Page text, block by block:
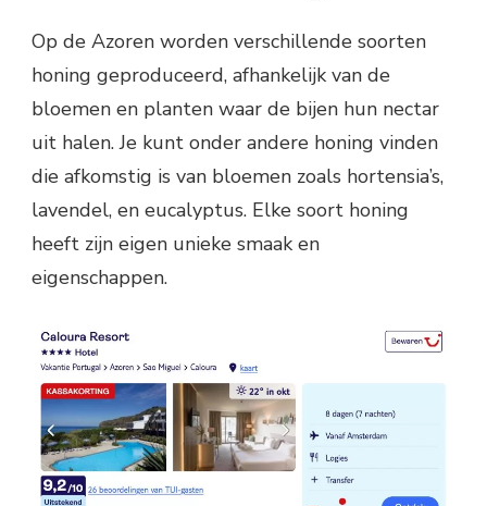
Op de Azoren worden verschillende soorten
honing geproduceerd, afhankelijk van de
bloemen en planten waar de bijen hun nectar
uit halen. Je kunt onder andere honing vinden
die afkomstig is van bloemen zoals hortensia’s,
lavendel, en eucalyptus. Elke soort honing
heeft zijn eigen unieke smaak en
eigenschappen.